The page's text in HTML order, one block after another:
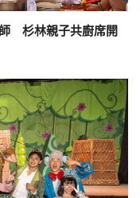
杉林親子共廚席開